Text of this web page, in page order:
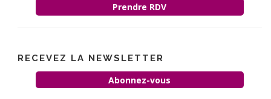
Prendre RDV
RECEVEZ LA NEWSLETTER
Abonnez-vous